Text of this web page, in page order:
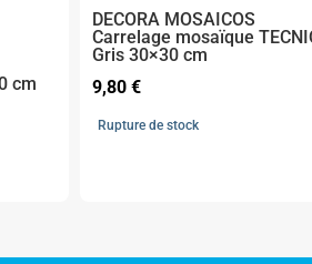
cm
DECORA MOSAICOS
Carrelage mosaïque
Gris 30×30 cm
9,80 €
Rupture de stock